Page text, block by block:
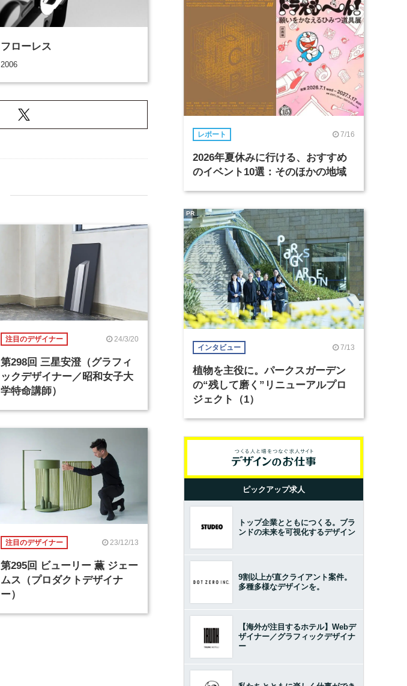
フローレス
2006
注目のデザイナー 24/3/20
第298回 三星安澄（グラフィ
ックデザイナー／昭和女子大
学特命講師）
注目のデザイナー 23/12/13
第295回 ビューリー 薫 ジェー
ムス（プロダクトデザイナ
ー）
レポート 7/16
2026年夏休みに行ける、おすすめ
のイベント10選：そのほかの地域
インタビュー 7/13
植物を主役に。パークスガーデン
の“残して磨く”リニューアルプロ
ジェクト（1）
PR
ピックアップ求人
トップ企業とともにつくる。ブラ
ンドの未来を可視化するデザイン
9割以上が直クライアント案件。
多種多様なデザインを。
【海外が注目するホテル】Webデ
ザイナー／グラフィックデザイナ
ー